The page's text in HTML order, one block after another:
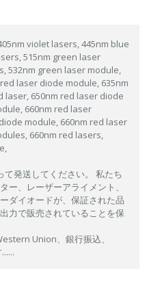
violet lasers,445nm blue
515nm green laser
532nm green laser module,
laser diode module, 635nm
laser, 650nm red laser diode
660nm red laser
module, 660nm red laser
660nm red lasers,
発送してください。 私たち
ー、レーザーアライメント、
ダイオードが、保証された品
力で販売されていることを保
Union、銀行振込、